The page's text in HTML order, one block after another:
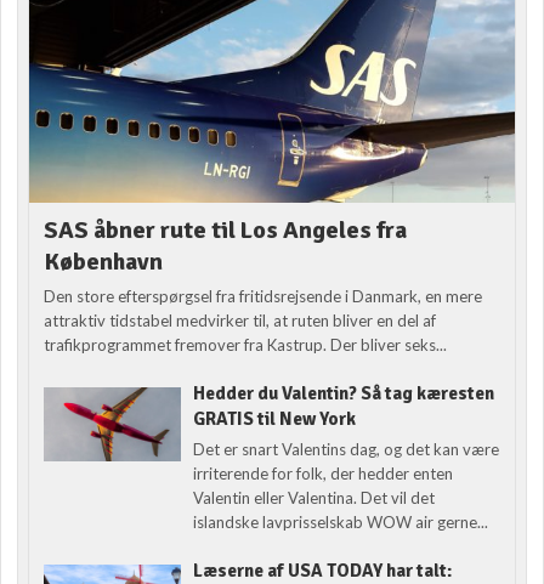
SAS åbner rute til Los Angeles fra
København
Den store efterspørgsel fra fritidsrejsende i Danmark, en mere
attraktiv tidstabel medvirker til, at ruten bliver en del af
trafikprogrammet fremover fra Kastrup. Der bliver seks...
Hedder du Valentin? Så tag kæresten
GRATIS til New York
Det er snart Valentins dag, og det kan være
irriterende for folk, der hedder enten
Valentin eller Valentina. Det vil det
islandske lavprisselskab WOW air gerne...
Læserne af USA TODAY har talt: